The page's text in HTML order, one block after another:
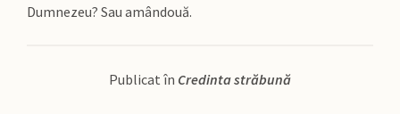
Dumnezeu? Sau amândouă.
Publicat în Credinta străbună